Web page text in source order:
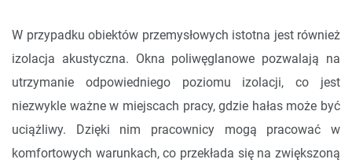
W przypadku obiektów przemysłowych istotna jest również
izolacja akustyczna. Okna poliwęglanowe pozwalają na
utrzymanie odpowiedniego poziomu izolacji, co jest
niezwykle ważne w miejscach pracy, gdzie hałas może być
uciążliwy. Dzięki nim pracownicy mogą pracować w
komfortowych warunkach, co przekłada się na zwiększoną